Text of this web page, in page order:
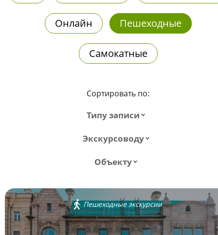
Онлайн Пешеходные
Самокатные
Сортировать по:
Типу записи
Экскурсоводу
Объекту
Пешеходные экскурсии